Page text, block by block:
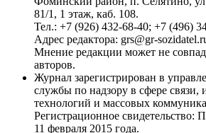
81/1, 1 этаж, каб. 108.
Тел.: +7 (926) 432-68-40; +7 (496)
Адрес редактора: grs@gr-
Мнение редакции может не
авторов.
Журнал зарегистрирован в
службы по надзору в сфере
технологий и массовых
Регистрационное
11 февраля 2015 года.